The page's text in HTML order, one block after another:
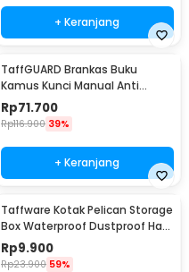
+ Keranjang
TaffGUARD Brankas Buku
Kamus Kunci Manual Anti
Maling Hidden Safe Box Besar -
KB-10L
Rp71.700
Rp116.900 39%
+ Keranjang
Taffware Kotak Pelican Storage
Box Waterproof Dustproof Hard
Case ABS S - G10/J020
Rp9.900
Rp23.900 59%